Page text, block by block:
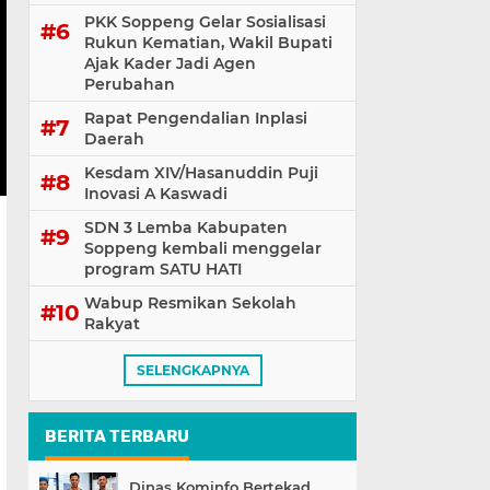
PKK Soppeng Gelar Sosialisasi
Rukun Kematian, Wakil Bupati
Ajak Kader Jadi Agen
Perubahan
Rapat Pengendalian Inplasi
Daerah
Kesdam XIV/Hasanuddin Puji
Inovasi A Kaswadi
SDN 3 Lemba Kabupaten
Soppeng kembali menggelar
program SATU HATI
Wabup Resmikan Sekolah
Rakyat
SELENGKAPNYA
BERITA TERBARU